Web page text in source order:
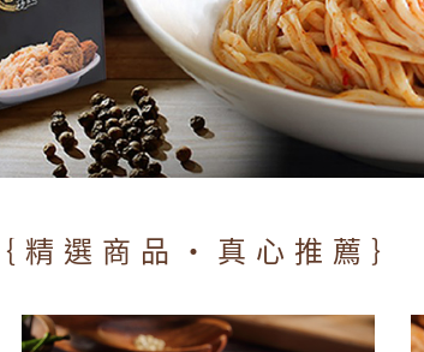
｛精選商品‧真心推薦｝